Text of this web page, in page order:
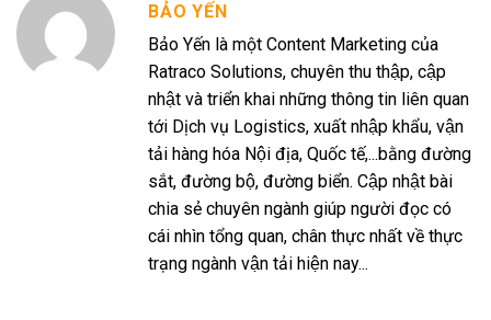
BẢO YẾN
Bảo Yến là một Content Marketing của
Ratraco Solutions, chuyên thu thập, cập
nhật và triển khai những thông tin liên quan
tới Dịch vụ Logistics, xuất nhập khẩu, vận
tải hàng hóa Nội địa, Quốc tế,...bằng đường
sắt, đường bộ, đường biển. Cập nhật bài
chia sẻ chuyên ngành giúp người đọc có
cái nhìn tổng quan, chân thực nhất về thực
trạng ngành vận tải hiện nay...